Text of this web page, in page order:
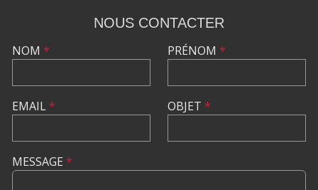
NOUS CONTACTER
NOM *
EMAIL*
PRÉNOM *
OBJET *
MESSAGE *